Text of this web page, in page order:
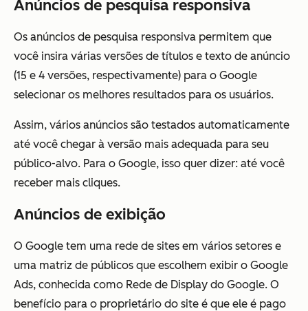
Anúncios de pesquisa responsiva
Os anúncios de pesquisa responsiva permitem que
você insira várias versões de títulos e texto de anúncio
(15 e 4 versões, respectivamente) para o Google
selecionar os melhores resultados para os usuários.
Assim, vários anúncios são testados automaticamente
até você chegar à versão mais adequada para seu
público-alvo. Para o Google, isso quer dizer: até você
receber mais cliques.
Anúncios de exibição
O Google tem uma rede de sites em vários setores e
uma matriz de públicos que escolhem exibir o Google
Ads, conhecida como Rede de Display do Google. O
benefício para o proprietário do site é que ele é pago